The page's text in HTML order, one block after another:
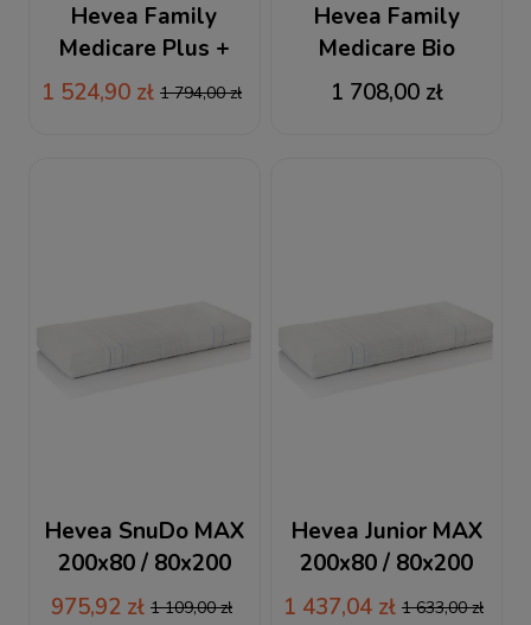
Hevea Family
Medicare Plus +
80x200 / 200x80
materac lateksowy
1 524,90 zł 1 794,00 zł
Hevea Family
Medicare Bio
Climalateks 80x200 /
200x80 materac
1 708,00 zł
Hevea SnuDo MAX
200x80 / 80x200
materac
975,92 zł 1 109,00 zł
Hevea Junior MAX
200x80 / 80x200
materac lateksowy +
1 437,04 zł 1 633,00 zł